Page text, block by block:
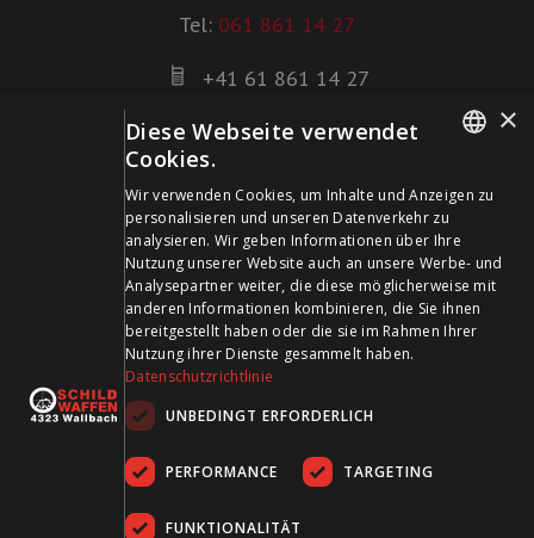
Tel: 061 861 14 27
+41 61 861 14 27
info@schildwaffen.ch
Zahlungsmittel
Besuchen Sie uns in den Sozialen Medien und bleiben Sie
auf dem Laufenden!
FRENCH
×
Diese Webseite verwendet
Cookies.
Wir verwenden Cookies, um Inhalte und Anzeigen zu
personalisieren und unseren Datenverkehr zu
analysieren. Wir geben Informationen über Ihre
Nutzung unserer Website auch an unsere Werbe- und
Analysepartner weiter, die diese möglicherweise mit
anderen Informationen kombinieren, die Sie ihnen
bereitgestellt haben oder die sie im Rahmen Ihrer
Nutzung ihrer Dienste gesammelt haben.
Datenschutzrichtlinie
UNBEDINGT ERFORDERLICH
PERFORMANCE TARGETING
FUNKTIONALITÄT